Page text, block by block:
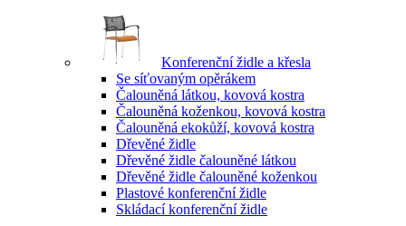
Konferenční židle a křesla
Se síťovaným opěrákem
Čalouněná látkou, kovová kostra
Čalouněná koženkou, kovová kostra
Čalouněná ekokůží, kovová kostra
Dřevěné židle
Dřevěné židle čalouněné látkou
Dřevěné židle čalouněné koženkou
Plastové konferenční židle
Skládací konferenční židle